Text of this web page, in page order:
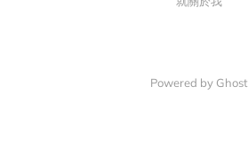
Powered by Ghost